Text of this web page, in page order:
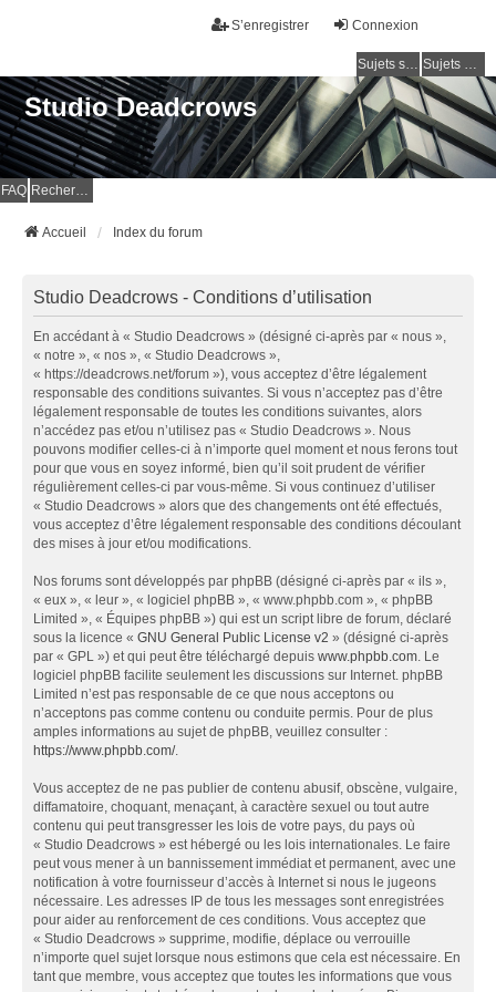
Connexion
S’enregistrer
Sujets sans réponse Sujets actifs
Studio Deadcrows
FAQ Rechercher
Accueil Index du forum
Studio Deadcrows - Conditions d’utilisation
En accédant à « Studio Deadcrows » (désigné ci-après par « nous »,
« notre », « nos », « Studio Deadcrows »,
« https://deadcrows.net/forum »), vous acceptez d’être légalement
responsable des conditions suivantes. Si vous n’acceptez pas d’être
légalement responsable de toutes les conditions suivantes, alors
n’accédez pas et/ou n’utilisez pas « Studio Deadcrows ». Nous
pouvons modifier celles-ci à n’importe quel moment et nous ferons tout
pour que vous en soyez informé, bien qu’il soit prudent de vérifier
régulièrement celles-ci par vous-même. Si vous continuez d’utiliser
« Studio Deadcrows » alors que des changements ont été effectués,
vous acceptez d’être légalement responsable des conditions découlant
des mises à jour et/ou modifications.
Nos forums sont développés par phpBB (désigné ci-après par « ils »,
« eux », « leur », « logiciel phpBB », « www.phpbb.com », « phpBB
Limited », « Équipes phpBB ») qui est un script libre de forum, déclaré
sous la licence « GNU General Public License v2 » (désigné ci-après
par « GPL ») et qui peut être téléchargé depuis www.phpbb.com. Le
logiciel phpBB facilite seulement les discussions sur Internet. phpBB
Limited n’est pas responsable de ce que nous acceptons ou
n’acceptons pas comme contenu ou conduite permis. Pour de plus
amples informations au sujet de phpBB, veuillez consulter :
https://www.phpbb.com/.
Vous acceptez de ne pas publier de contenu abusif, obscène, vulgaire,
diffamatoire, choquant, menaçant, à caractère sexuel ou tout autre
contenu qui peut transgresser les lois de votre pays, du pays où
« Studio Deadcrows » est hébergé ou les lois internationales. Le faire
peut vous mener à un bannissement immédiat et permanent, avec une
notification à votre fournisseur d’accès à Internet si nous le jugeons
nécessaire. Les adresses IP de tous les messages sont enregistrées
pour aider au renforcement de ces conditions. Vous acceptez que
« Studio Deadcrows » supprime, modifie, déplace ou verrouille
n’importe quel sujet lorsque nous estimons que cela est nécessaire. En
tant que membre, vous acceptez que toutes les informations que vous